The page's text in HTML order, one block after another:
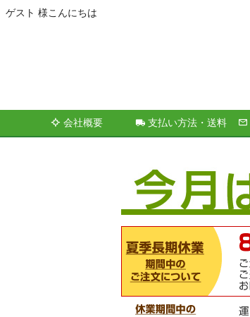
ゲスト 様こんにちは
会社概要 支払い方法・送料